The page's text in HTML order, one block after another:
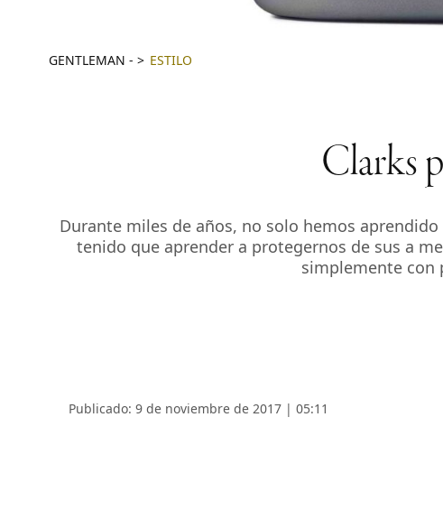
GENTLEMAN - ESTILO
Clarks
Durante miles de años, no solo hemos
tenido que aprender a protegernos de sus a
simplemente con
Publicado: 9 de noviembre de 2017 | 05:11